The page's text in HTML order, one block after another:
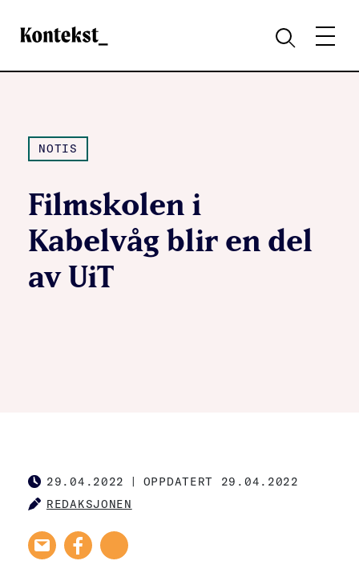
Kontekst
SØKMENY
NOTIS
Filmskolen i
Kabelvåg blir en del
av UiT
PUBLISHED
29.04.2022 OPPDATERT 29.04.2022
AUTHOR
REDAKSJONEN